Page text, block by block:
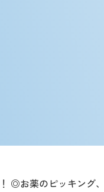
◎お薬のピッキング